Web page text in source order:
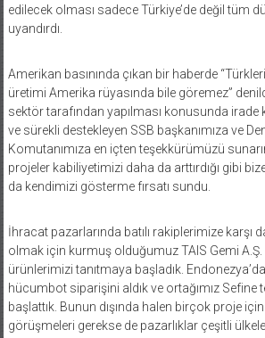
edilecek olması sadece Türkiye’de değil tüm
uyandırdı.
Amerikan basınında çıkan bir haberde
üretimi Amerika rüyasında bile göremez”
sektör tarafından yapılması konusunda irade
ve sürekli destekleyen SSB başkanımıza ve
Komutanımıza en içten teşekkürümüzü
projeler kabiliyetimizi daha da arttırdığı gibi
da kendimizi gösterme fırsatı sundu.
İhracat pazarlarında batılı rakiplerimize karşı
olmak için kurmuş olduğumuz TAIS Gemi
ürünlerimizi tanıtmaya başladık.
hücumbot siparişini aldık ve ortağımız Sefine
başlattık. Bunun dışında halen birçok proje
görüşmeleri gerekse de pazarlıklar çeşitli